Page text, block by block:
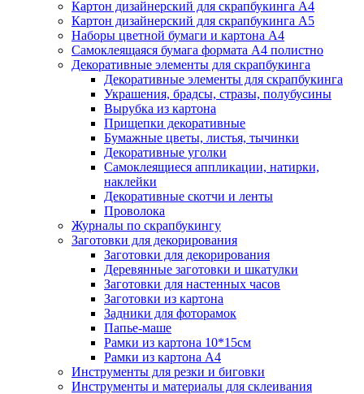
Картон дизайнерский для скрапбукинга А4
Картон дизайнерский для скрапбукинга А5
Наборы цветной бумаги и картона А4
Самоклеящаяся бумага формата А4 полистно
Декоративные элементы для скрапбукинга
Декоративные элементы для скрапбукинга
Украшения, брадсы, стразы, полубусины
Вырубка из картона
Прищепки декоративные
Бумажные цветы, листья, тычинки
Декоративные уголки
Самоклеящиеся аппликации, натирки,
наклейки
Декоративные скотчи и ленты
Проволока
Журналы по скрапбукингу
Заготовки для декорирования
Заготовки для декорирования
Деревянные заготовки и шкатулки
Заготовки для настенных часов
Заготовки из картона
Задники для фоторамок
Папье-маше
Рамки из картона 10*15см
Рамки из картона А4
Инструменты для резки и биговки
Инструменты и материалы для склеивания